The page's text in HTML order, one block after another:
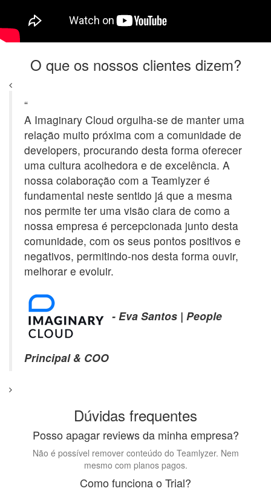
O que os nossos clientes dizem?
“
A Imaginary Cloud orgulha-se de manter uma
relação muito próxima com a comunidade de
developers, procurando desta forma oferecer
uma cultura acolhedora e de excelência. A
nossa colaboração com a Teamlyzer é
fundamental neste sentido já que a mesma
nos permite ter uma visão clara de como a
nossa empresa é percepcionada junto desta
comunidade, com os seus pontos positivos e
negativos, permitindo-nos desta forma ouvir,
melhorar e evoluir.
- Eva Santos | People
Principal & COO
Dúvidas frequentes
Posso apagar reviews da minha empresa?
Não é possível remover conteúdo do Teamlyzer. Nem
mesmo com planos pagos.
Como funciona o Trial?